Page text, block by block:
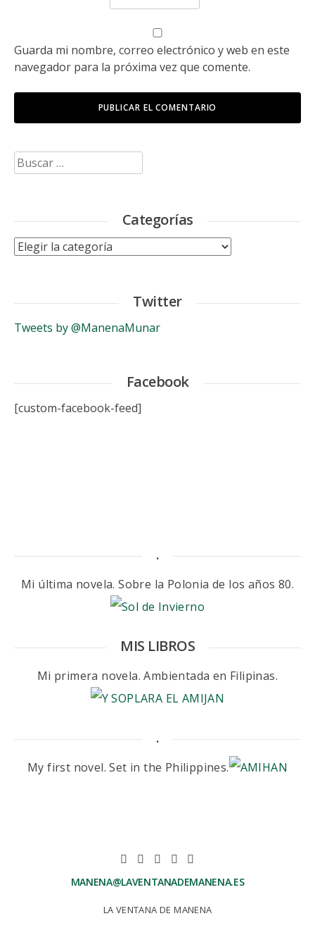
Guarda mi nombre, correo electrónico y web en este
navegador para la próxima vez que comente.
Buscar:
Categorías
Categorías
Twitter
Tweets by @ManenaMunar
Facebook
[custom-facebook-feed]
.
Mi última novela. Sobre la Polonia de los años 80.
MIS LIBROS
Mi primera novela. Ambientada en Filipinas.
.
My first novel. Set in the Philippines.
MANENA@LAVENTANADEMANENA.ES
LA VENTANA DE MANENA